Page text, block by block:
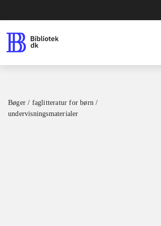
Bøger / faglitteratur for børn /
undervisningsmaterialer